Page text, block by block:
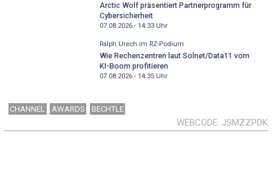
Arctic Wolf präsentiert Partnerprogramm für
Cybersicherheit
07.08.2026 - 14:33Uhr
Ralph Urech im RZ-Podium
Wie Rechenzentren laut Solnet/Data11 vom
KI-Boom profitieren
07.08.2026 - 14:35Uhr
CHANNEL AWARDS BECHTLE
WEBCODE JSMZZPDK